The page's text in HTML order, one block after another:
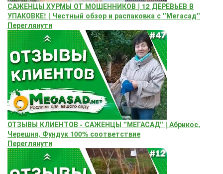
САЖЕНЦЫ ХУРМЫ ОТ МОШЕННИКОВ | 12 ДЕРЕВЬЕВ В
УПАКОВКЕ! | Честный обзор и распаковка с "Мегасад"
Переглянути
ОТЗЫВЫ КЛИЕНТОВ - САЖЕНЦЫ "МЕГАСАД" | Абрикос,
Черешня, Фундук 100% соответствие
Переглянути